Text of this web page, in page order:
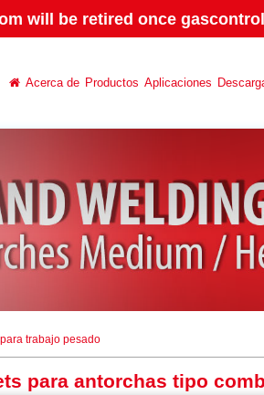
will be retired once
Acerca de Productos Aplicaciones
trabajo pesado
para antorchas tipo